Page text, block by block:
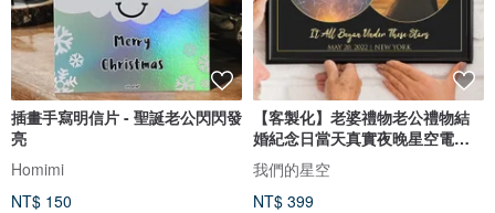
插畫手寫明信片 - 聖誕老公閃閃發
亮
Homimi
NT$ 150
【客製化】老婆禮物老公禮物結
婚紀念日當天真實夜晚星空電子
圖檔
我們的星空
NT$ 399